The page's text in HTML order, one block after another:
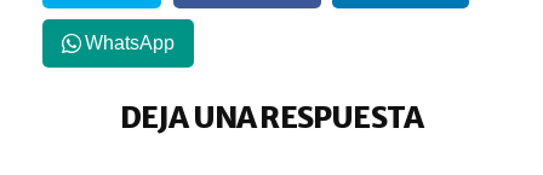
WhatsApp
DEJA UNA RESPUESTA